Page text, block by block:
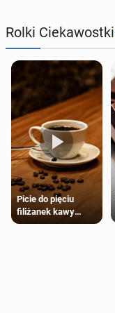
Rolki Ciekawostki
Picie do pięciu
filiżanek kawy
dziennie jest